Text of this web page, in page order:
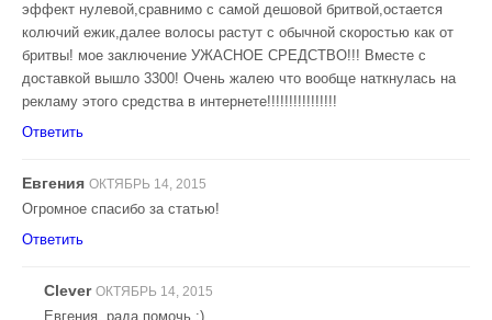
эффект нулевой,сравнимо с самой дешовой бритвой,остается
колючий ежик,далее волосы растут с обычной скоростью как от
бритвы! мое заключение УЖАСНОЕ СРЕДСТВО!!! Вместе с
доставкой вышло 3300! Очень жалею что вообще наткнулась на
рекламу этого средства в интернете!!!!!!!!!!!!!!!!
Ответить
Евгения ОКТЯБРЬ 14, 2015
Огромное спасибо за статью!
Ответить
Clever ОКТЯБРЬ 14, 2015
Евгения, рада помочь :)